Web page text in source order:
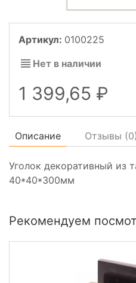
Артикул: 0100225
Нет в наличии
1 399,65
Описание Отзывы (0)
Уголок декоративный из
40*40*300мм
Рекомендуем